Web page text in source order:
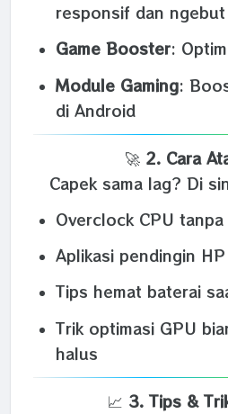
responsif dan ngebut
Game Booster:
Module Gaming:
di Android
🚀 2. Cara
Capek sama lag? Di
Overclock CPU
Aplikasi pendingin
Tips hemat baterai
Trik optimasi GPU
halus
📈 3. Tips &